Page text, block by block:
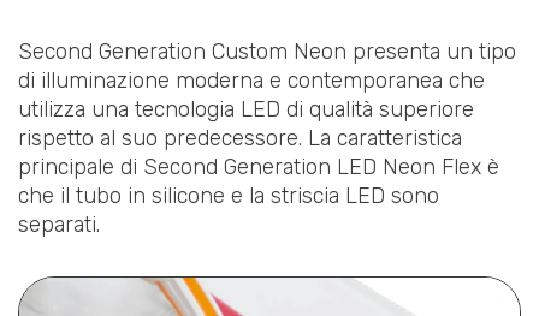
Second Generation Custom Neon presenta un tipo
di illuminazione moderna e contemporanea che
utilizza una tecnologia LED di qualità superiore
rispetto al suo predecessore. La caratteristica
principale di Second Generation LED Neon Flex è
che il tubo in silicone e la striscia LED sono
separati.